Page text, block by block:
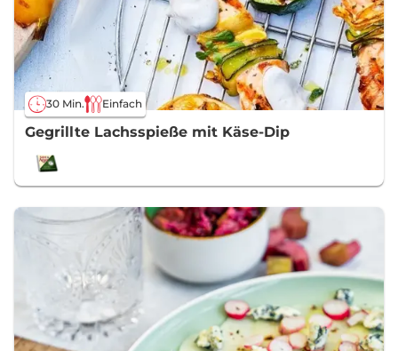
30 Min. Einfach
Gegrillte Lachsspieße mit Käse-Dip